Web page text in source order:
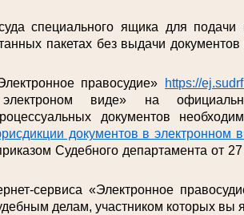
специального ящика для подачи
пакетах без выдачи документов
правосудие»
https://
виде» на
документов
документов в электронном
Судебного департамента от
сервиса «Электронное
делам, участником которых вы